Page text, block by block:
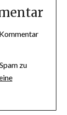
zu